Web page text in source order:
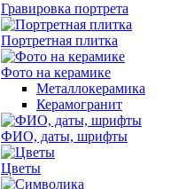
Гравировка портрета
Портретная плитка
Фото на керамике
Металлокерамика
Керамогранит
ФИО, даты, шрифты
Цветы